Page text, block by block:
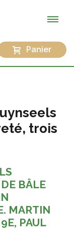
Panier
trois
BÂLE
MARTIN
PAUL